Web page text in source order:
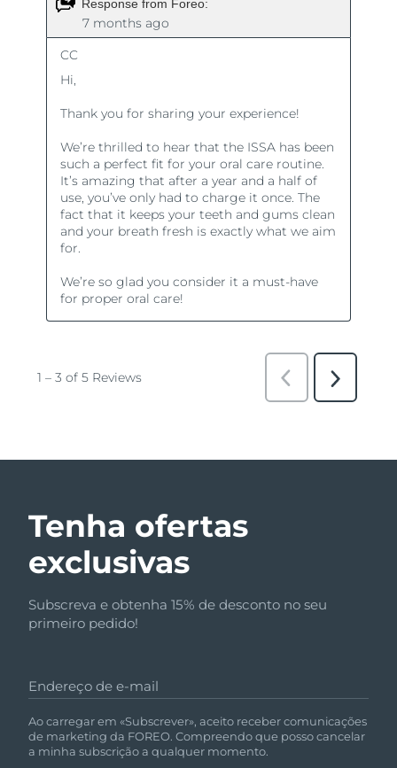
Tenha ofertas
exclusivas
Subscreva e obtenha 15% de desconto no seu
primeiro pedido!
Endereço de e-mail
Ao carregar em «Subscrever», aceito receber comunicações
de marketing da FOREO. Compreendo que posso cancelar
a minha subscrição a qualquer momento.